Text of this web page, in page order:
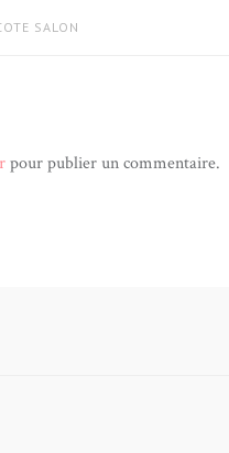
SALON
pour publier un commentaire.